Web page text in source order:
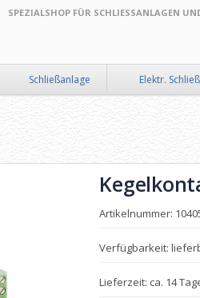
SPEZIALSHOP FÜR SCHLIESSANLAGEN
Schließanlage Elektr.
Artikelnummer:
Verfügbarkeit:
Lieferzeit: ca. 14